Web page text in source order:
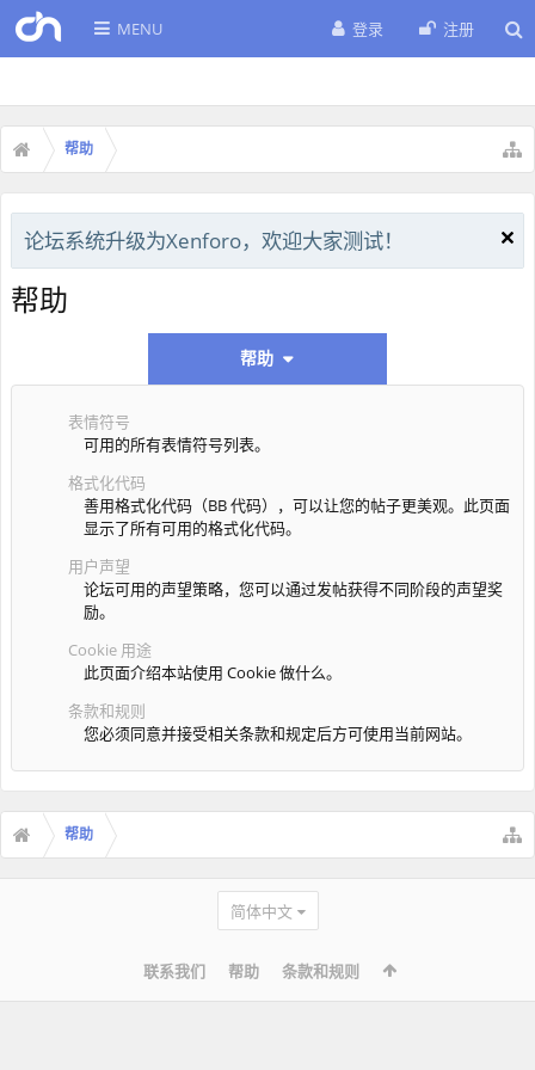
MENU 登录 注册
帮助
论坛系统升级为Xenforo，欢迎大家测试！
帮助
帮助
表情符号
可用的所有表情符号列表。
格式化代码
善用格式化代码（BB 代码），可以让您的帖子更美观。此页面
显示了所有可用的格式化代码。
用户声望
论坛可用的声望策略，您可以通过发帖获得不同阶段的声望奖
励。
Cookie 用途
此页面介绍本站使用 Cookie 做什么。
条款和规则
您必须同意并接受相关条款和规定后方可使用当前网站。
帮助
简体中文
联系我们 帮助 条款和规则